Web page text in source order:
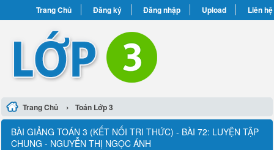
Trang Chủ Đăng ký Đăng nhập Upload Liên hệ
Trang Chủ › Toán Lớp 3
BÀI GIẢNG TOÁN 3 (KẾT NỐI TRI THỨC) - BÀI 72: LUYỆN TẬP
CHUNG - NGUYỄN THỊ NGỌC ÁNH